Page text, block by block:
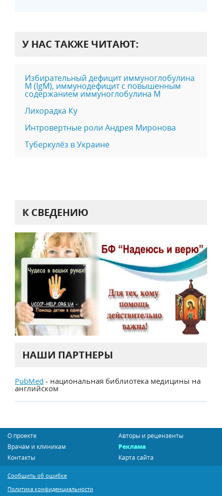
У НАС ТАКЖЕ ЧИТАЮТ:
Избирательный дефицит иммуноглобулина
M (IgM), иммунодефицит с повышенным
содержанием иммуноглобулина M
Лихорадка Ку
Интровертные роли Андрея Миронова
Туберкулёз в Украине
К СВЕДЕНИЮ
НАШИ ПАРТНЕРЫ
PubMed - национальная библиотека медицины на
английском
О проекте
Авторы и рецензенты
Врачам и клиникам
Реклама
Контакты
Карта сайта
Сообщить об ошибке
Политика конфиденциальности